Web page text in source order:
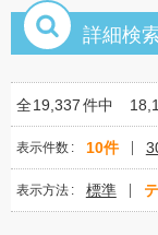
詳細検
全19,337件中
表示件数 10件
表示方法 標準